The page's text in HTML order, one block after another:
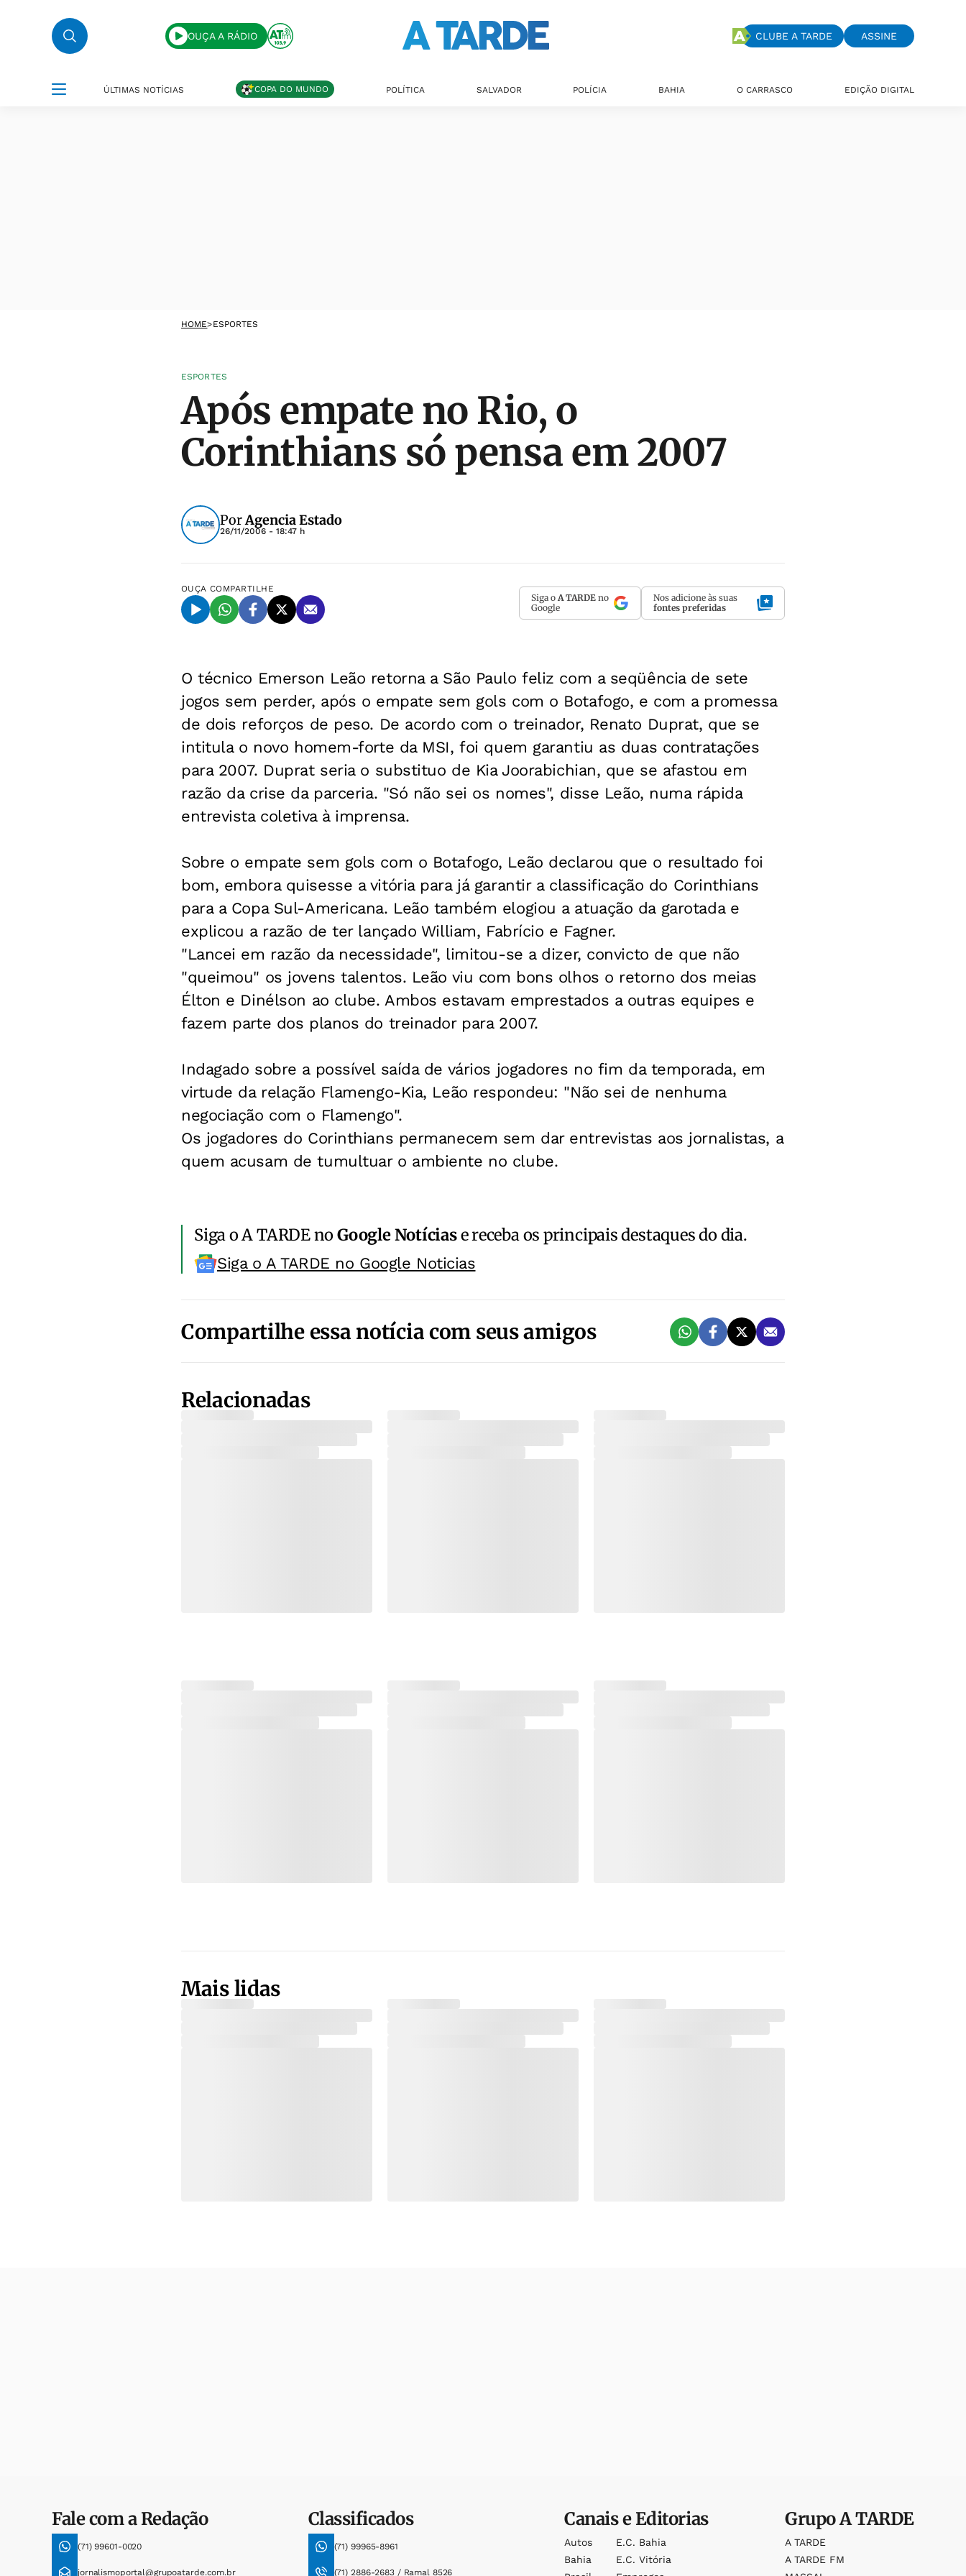
OUÇA A RÁDIO CLUBE A TARDE ASSINE
ÚLTIMAS NOTÍCIAS COPA DO MUNDO POLÍTICA SALVADOR POLÍCIA BAHIA O CARRASCO EDIÇÃO DIGITAL
HOME>ESPORTES
ESPORTES
Após empate no Rio, o
Corinthians só pensa em 2007
PorAgencia Estado
26/11/2006 - 18:47 h
OUÇA COMPARTILHE
Siga o A TARDE no
Google
Nos adicione às suas
fontes preferidas
O técnico Emerson Leão retorna a São Paulo feliz com a seqüência de sete
jogos sem perder, após o empate sem gols com o Botafogo, e com a promessa
de dois reforços de peso. De acordo com o treinador, Renato Duprat, que se
intitula o novo homem-forte da MSI, foi quem garantiu as duas contratações
para 2007. Duprat seria o substituo de Kia Joorabichian, que se afastou em
razão da crise da parceria. "Só não sei os nomes", disse Leão, numa rápida
entrevista coletiva à imprensa.
Sobre o empate sem gols com o Botafogo, Leão declarou que o resultado foi
bom, embora quisesse a vitória para já garantir a classificação do Corinthians
para a Copa Sul-Americana. Leão também elogiou a atuação da garotada e
explicou a razão de ter lançado William, Fabrício e Fagner.
"Lancei em razão da necessidade", limitou-se a dizer, convicto de que não
"queimou" os jovens talentos. Leão viu com bons olhos o retorno dos meias
Élton e Dinélson ao clube. Ambos estavam emprestados a outras equipes e
fazem parte dos planos do treinador para 2007.
Indagado sobre a possível saída de vários jogadores no fim da temporada, em
virtude da relação Flamengo-Kia, Leão respondeu: "Não sei de nenhuma
negociação com o Flamengo".
Os jogadores do Corinthians permanecem sem dar entrevistas aos jornalistas, a
quem acusam de tumultuar o ambiente no clube.
Siga o A TARDE noGoogle Notíciase receba os principais destaques do dia.
Siga o A TARDE no Google Noticias
Compartilhe essa notícia com seus amigos
Relacionadas
Mais lidas
Fale com a Redação
(71) 99601-0020
jornalismoportal@grupoatarde.com.br
Classificados
(71) 99965-8961
(71) 2886-2683 / Ramal 8526
Canais e Editorias
Autos
Bahia
E.c. Bahia
E.c. Vitória
GrupoA TARDE
A TARDE
A TARDE FM